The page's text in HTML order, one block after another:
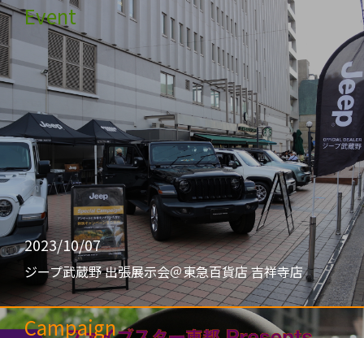
Event
2023/10/07
ジープ武蔵野 出張展示会＠東急百貨店 吉祥寺店
Campaign